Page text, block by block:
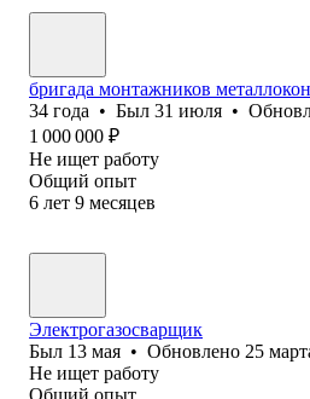
бригада монтажников
34 года • Был 31 июля •
1 000 000 ₽
Не ищет работу
Общий опыт
6 лет 9 месяцев
Электрогазосварщик
Был 13 мая • Обновлено 25
Не ищет работу
Общий опыт